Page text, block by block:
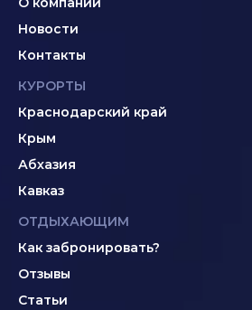
Новости
Контакты
КУРОРТЫ
Краснодарский край
Крым
Абхазия
Кавказ
ОТДЫХАЮЩИМ
Как забронировать?
Отзывы
Статьи